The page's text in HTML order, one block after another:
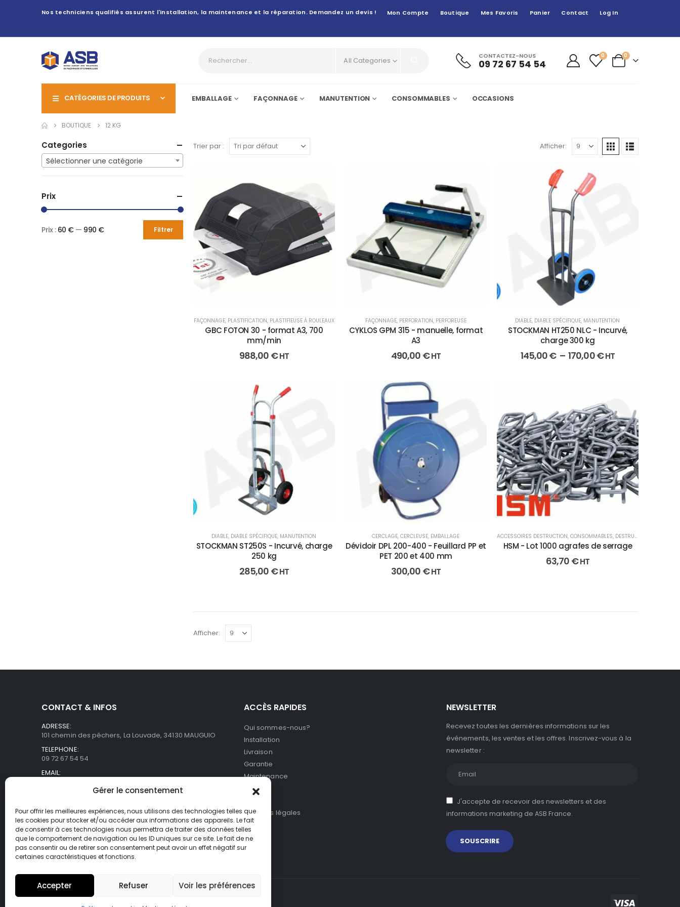
Gérer le consentement
Pour offrir les meilleures expériences, nous utilisons des technologies telles que
les cookies pour stocker et/ou accéder aux informations des appareils. Le fait
de consentir à ces technologies nous permettra de traiter des données telles
que le comportement de navigation ou les ID uniques sur ce site. Le fait de ne
pas consentir ou de retirer son consentement peut avoir un effet négatif sur
certaines caractéristiques et fonctions.
Accepter Refuser Voir les préférences
Nos techniciens qualifiés assurent l'installation, la maintenance et la réparation. Demandez un devis ! Mon Compte Boutique Mes Favoris Panier Contact Log In
All Categories CONTACTEZ-NOUS
09 72 67 54 54
0 0
CATÉGORIES DE PRODUITS EMBALLAGE FAÇONNAGE MANUTENTION CONSOMMABLES OCCASIONS
BOUTIQUE 12 KG
Trier par : Afficher:
FAÇONNAGE, PLASTIFICATION, PLASTIFIEUSE À ROULEAUX
GBC FOTON 30 - format A3, 700
mm/min
988,00 €HT
FAÇONNAGE, PERFORATION, PERFOREUSE
CYKLOS GPM 315 - manuelle, format
A3
490,00 €HT
DIABLE, DIABLE SPÉCIFIQUE, MANUTENTION
STOCKMAN HT250 NLC - Incurvé,
charge 300 kg
145,00€ – 170,00€HT
DIABLE, DIABLE SPÉCIFIQUE, MANUTENTION
STOCKMAN ST250S - Incurvé, charge
250 kg
285,00 €HT
CERCLAGE,CERCLEUSE, EMBALLAGE
Dévidoir DPL 200-400 - Feuillard PP et
PET 200 et 400 mm
300,00 €HT
ACCESSOIRES DESTRUCTION, CONSOMMABLES, DESTRUCTION
HSM - Lot 1000 agrafes de serrage
63,70 €HT
Afficher:
Categories
Sélectionner une catégorie
Prix
Filtrer
Prix : 60 €— 990 €
CONTACT & INFOS
ADRESSE:
101 chemin des pêchers, La Louvade, 34130 MAUGUIO
TELEPHONE:
09 72 67 54 54
EMAIL:
ACCÈS RAPIDES
Qui sommes-nous?
Installation
Livraison
Garantie
Maintenance
SAV
Mentions légales
NEWSLETTER
Recevez toutes les dernières informations sur les
événements, les ventes et les offres. Inscrivez-vous à la
newsletter :
J'accepte de recevoir des newsletters et des
informations marketing de ASB France.